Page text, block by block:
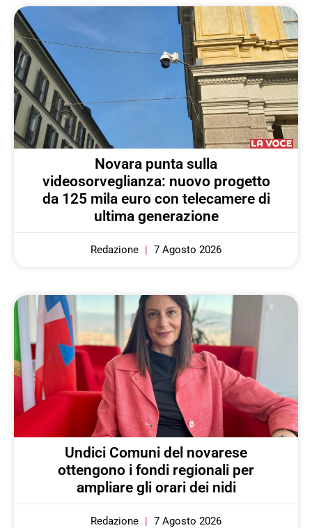
Novara punta sulla
videosorveglianza: nuovo progetto
da 125 mila euro con telecamere di
ultima generazione
Redazione 7 Agosto 2026
Undici Comuni del novarese
ottengono i fondi regionali per
ampliare gli orari dei nidi
Redazione 7 Agosto 2026